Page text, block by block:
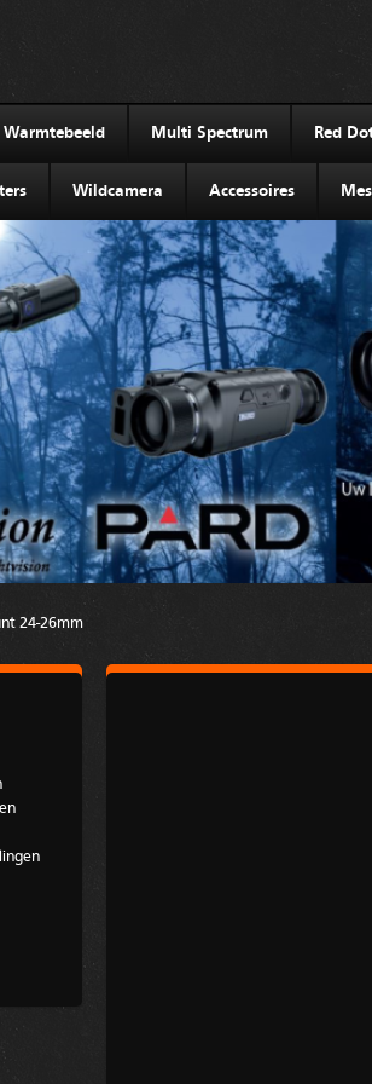
Warmtebeeld Multi Spectrum Red
Wildcamera Accessoires
24-26mm